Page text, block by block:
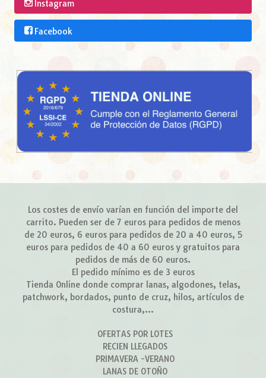
Instagram
Facebook
Los costes de envío varían en función del importe del
carrito. Pueden ser de 7 euros para pedidos de menos
de 20 euros, 6 euros para pedidos de 20 a 40 euros, 5
euros para pedidos de 40 a 60 euros y gratuitos para
pedidos de más de 60 euros.
El pedido mínimo es de 3 euros
Tienda Online donde comprar lanas, algodones, telas,
patchwork, bordados, punto de cruz, hilos, artículos de
costura,...
OFERTAS POR LOTES
RECIEN LLEGADOS
PRIMAVERA -VERANO
LANAS DE OTOÑO